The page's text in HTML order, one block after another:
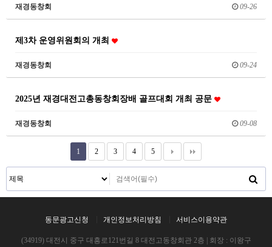
재경동창회 09-26
제3차 운영위원회의 개최
재경동창회 09-24
2025년 재경대전고총동창회장배 골프대회 개최 공문
재경동창회 09-08
1 2 3 4 5
동문광고신청 개인정보처리방침 서비스이용약관
(34919) 대전시 중구 대흥로121번길 8 대전고동창회관 2층 | 회장 : 이왕구